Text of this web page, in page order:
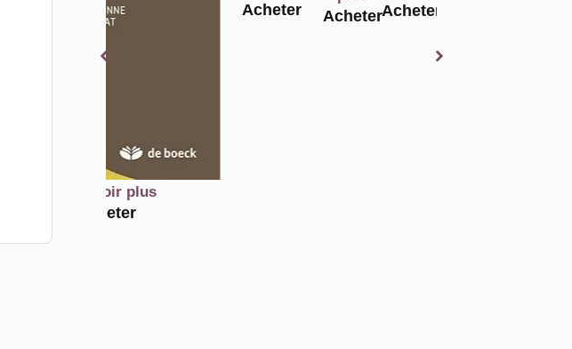
En savoir plus
Acheter
Acheter AcheterAcheterAcheter